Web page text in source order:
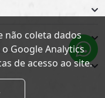
não coleta dados
Google Analytics
de acesso ao site.